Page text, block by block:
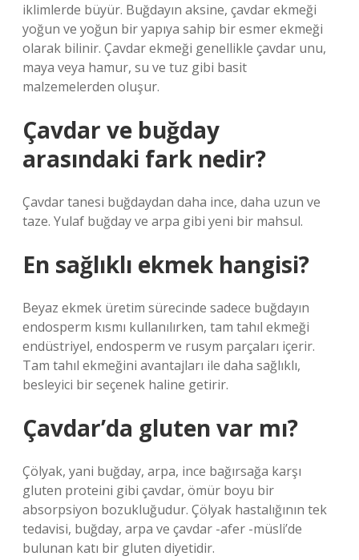
iklimlerde büyür. Buğdayın aksine, çavdar ekmeği
yoğun ve yoğun bir yapıya sahip bir esmer ekmeği
olarak bilinir. Çavdar ekmeği genellikle çavdar unu,
maya veya hamur, su ve tuz gibi basit
malzemelerden oluşur.
Çavdar ve buğday
arasındaki fark nedir?
Çavdar tanesi buğdaydan daha ince, daha uzun ve
taze. Yulaf buğday ve arpa gibi yeni bir mahsul.
En sağlıklı ekmek hangisi?
Beyaz ekmek üretim sürecinde sadece buğdayın
endosperm kısmı kullanılırken, tam tahıl ekmeği
endüstriyel, endosperm ve rusym parçaları içerir.
Tam tahıl ekmeğini avantajları ile daha sağlıklı,
besleyici bir seçenek haline getirir.
Çavdar’da gluten var mı?
Çölyak, yani buğday, arpa, ince bağırsağa karşı
gluten proteini gibi çavdar, ömür boyu bir
absorpsiyon bozukluğudur. Çölyak hastalığının tek
tedavisi, buğday, arpa ve çavdar -afer -müsli’de
bulunan katı bir gluten diyetidir.